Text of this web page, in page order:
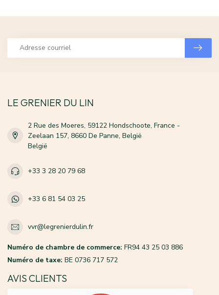
LE GRENIER DU LIN
2 Rue des Moeres, 59122 Hondschoote, France -
Zeelaan 157, 8660 De Panne, België
België
+33 3 28 20 79 68
+33 6 81 54 03 25
vvr@legrenierdulin.fr
Numéro de chambre de commerce: FR94 43 25 03 886
Numéro de taxe: BE 0736 717 572
AVIS CLIENTS